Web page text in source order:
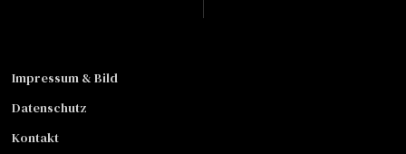
Impressum & Bild
Datenschutz
Kontakt